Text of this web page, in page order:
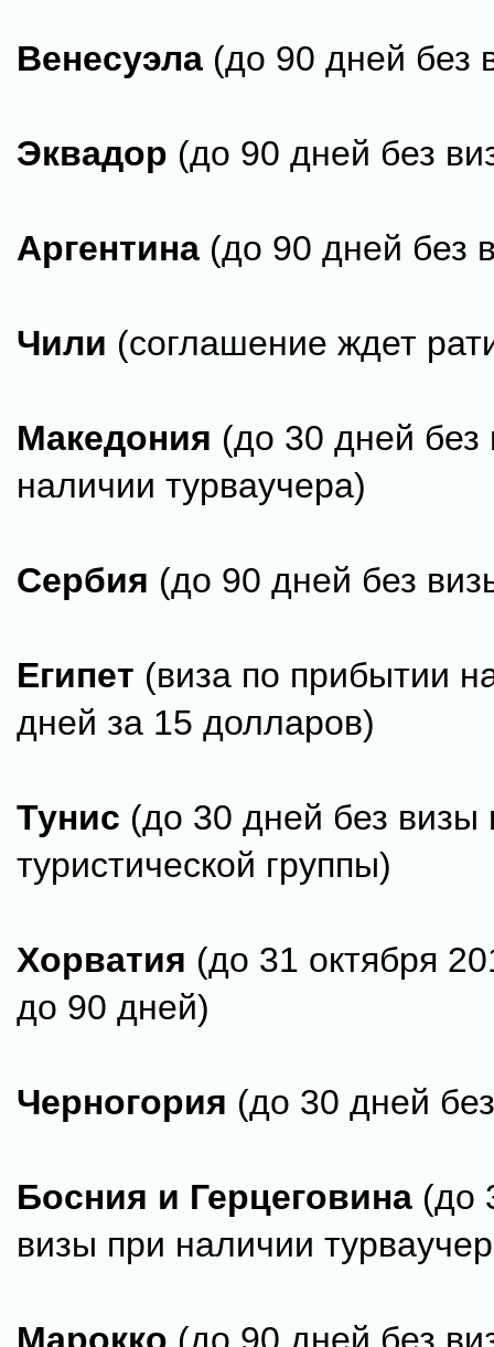
Венесуэла (до 90 дней без
Эквадор (до 90 дней без
Аргентина (до 90 дней без
Чили (соглашение ждет
Македония (до 30 дней без
наличии турваучера)
Сербия (до 90 дней без
Египет (виза по прибытии
дней за 15 долларов)
Тунис (до 30 дней без визы
туристической группы)
Хорватия (до 31 октября
до 90 дней)
Черногория (до 30 дней
Босния и Герцеговина (до
визы при наличии